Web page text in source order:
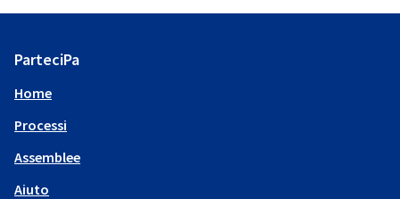
ParteciPa
Home
Processi
Assemblee
Aiuto